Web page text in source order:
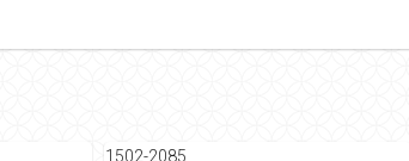
1502-2085